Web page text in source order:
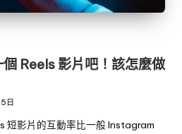
Reels 影片吧！該怎麼做
日
短影片的互動率比一般 Instagram